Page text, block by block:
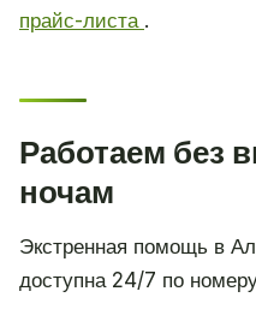
прайс-листа .
Работаем без
ночам
Экстренная помощь в
доступна 24/7 по